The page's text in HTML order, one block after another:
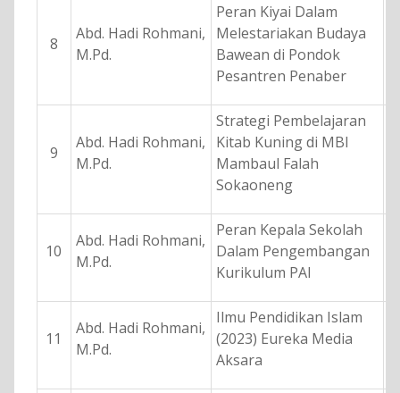
8
Abd. Hadi Rohmani,
M.Pd.
Peran Kiyai Dalam
Melestariakan Budaya
Bawean di Pondok
Pesantren Penaber
9
Abd. Hadi Rohmani,
M.Pd.
Strategi Pembelajaran
Kitab Kuning di MBI
Mambaul Falah
Sokaoneng
10
Abd. Hadi Rohmani,
M.Pd.
Peran Kepala Sekolah
Dalam Pengembangan
Kurikulum PAI
11
Abd. Hadi Rohmani,
M.Pd.
Ilmu Pendidikan Islam
(2023) Eureka Media
Aksara